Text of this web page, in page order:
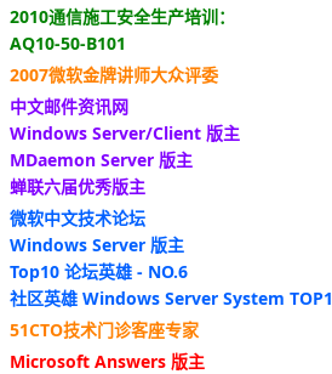
2010通信施工安全生产培训：
AQ10-50-B101
2007微软金牌讲师大众评委
中文邮件资讯网
Windows Server/Client 版主
MDaemon Server 版主
蝉联六届优秀版主
微软中文技术论坛
Windows Server 版主
Top10 论坛英雄 - NO.6
社区英雄 Windows Server System TOP1
51CTO技术门诊客座专家
Microsoft Answers 版主